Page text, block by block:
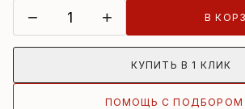
− + В
КУПИТЬ В 1 КЛИК
ПОМОЩЬ С ПОДБОРОМ